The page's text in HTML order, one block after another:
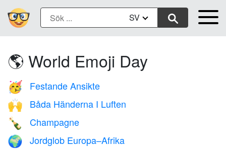
SV
🌎 World Emoji Day
🥳 Festande Ansikte
🙌 Båda Händerna I Luften
🍾 Champagne
🌍 Jordglob Europa–Afrika